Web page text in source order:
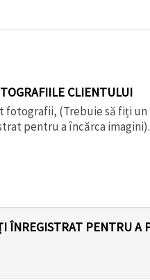
CLIENTULUI
fotografii, (Trebuie să fiți
pentru a încărca imagini).
ÎNREGISTRAT PENTRU A